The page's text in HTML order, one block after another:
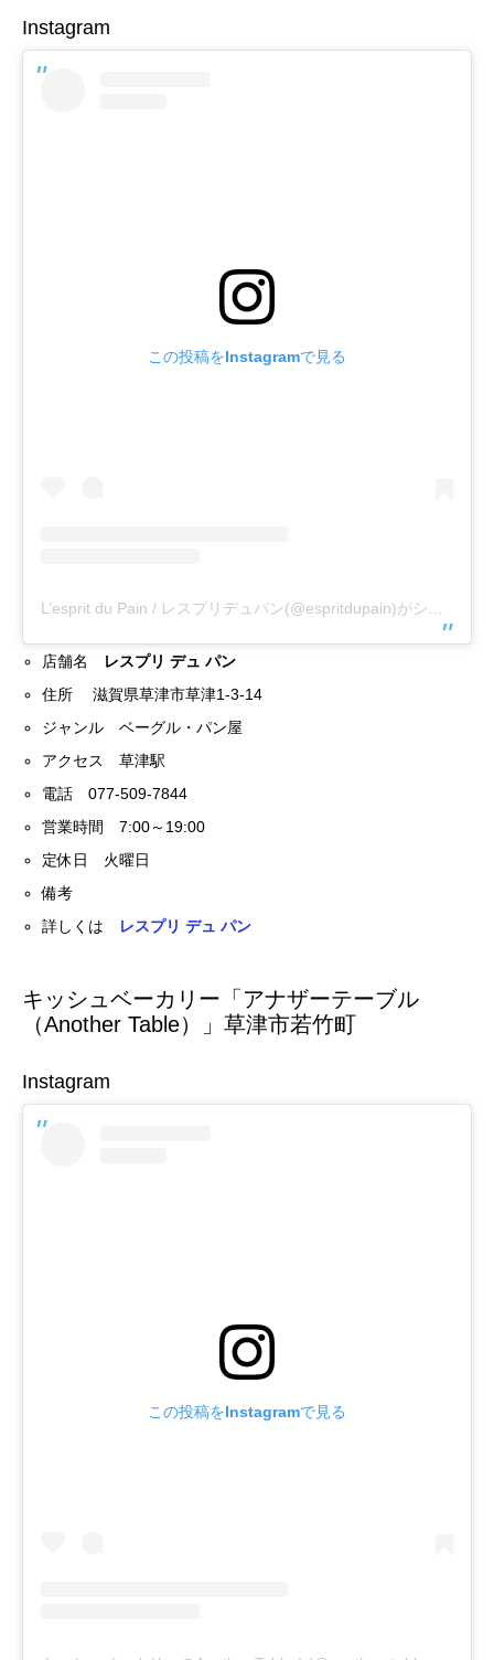
Instagram
この投稿をInstagramで見る
店舗名
レスプリ デュ パン
住所 滋賀県草津市草津1-3-14
ジャンル ベーグル・パン屋
アクセス 草津駅
電話 077-509-7844
営業時間 7:00～19:00
定休日 火曜日
備考
詳しくは
レスプリ デュ パン
キッシュベーカリー「アナザーテーブル
（Another Table）」草津市若竹町
Instagram
この投稿をInstagramで見る